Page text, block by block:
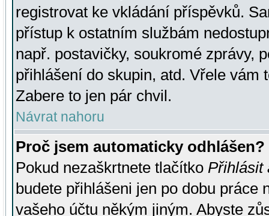
registrovat ke vkládání příspěvků.
přístup k ostatním službám
např. postavičky, soukromé zprávy,
přihlášení do skupin, atd. Vřele vám
Zabere to jen pár chvil.
Návrat nahoru
Proč jsem automaticky odhlášen?
Pokud nezaškrtnete tlačítko Přihlásit
budete přihlášeni jen po dobu práce
vašeho účtu někým jiným. Abyste